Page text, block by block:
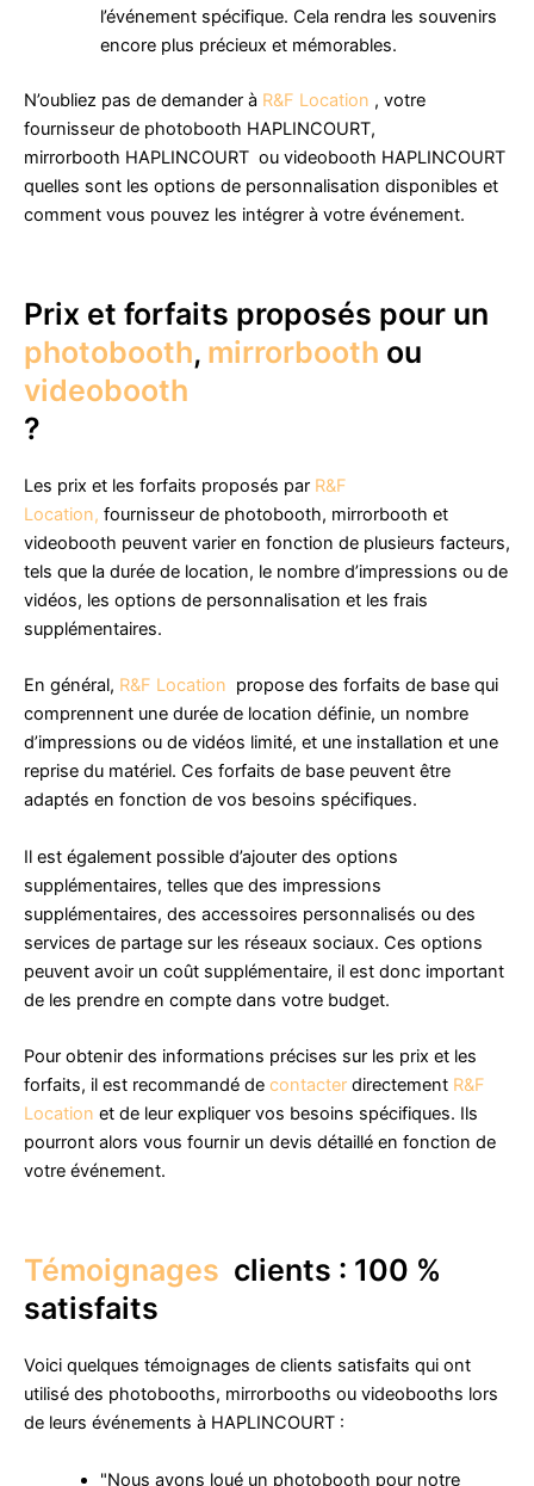
l’événement spécifique. Cela rendra les souvenirs
encore plus précieux et mémorables.
N’oubliez pas de demander à R&F Location , votre
fournisseur de photobooth HAPLINCOURT,
mirrorbooth HAPLINCOURT ou videobooth HAPLINCOURT
quelles sont les options de personnalisation disponibles et
comment vous pouvez les intégrer à votre événement.
Prix et forfaits proposés pour un
photobooth, mirrorbooth ou
videobooth
?
Les prix et les forfaits proposés par R&F
Location, fournisseur de photobooth, mirrorbooth et
videobooth peuvent varier en fonction de plusieurs facteurs,
tels que la durée de location, le nombre d’impressions ou de
vidéos, les options de personnalisation et les frais
supplémentaires.
En général, R&F Location propose des forfaits de base qui
comprennent une durée de location définie, un nombre
d’impressions ou de vidéos limité, et une installation et une
reprise du matériel. Ces forfaits de base peuvent être
adaptés en fonction de vos besoins spécifiques.
Il est également possible d’ajouter des options
supplémentaires, telles que des impressions
supplémentaires, des accessoires personnalisés ou des
services de partage sur les réseaux sociaux. Ces options
peuvent avoir un coût supplémentaire, il est donc important
de les prendre en compte dans votre budget.
Pour obtenir des informations précises sur les prix et les
forfaits, il est recommandé de contacter directement R&F
Location et de leur expliquer vos besoins spécifiques. Ils
pourront alors vous fournir un devis détaillé en fonction de
votre événement.
Témoignages clients : 100 %
satisfaits
Voici quelques témoignages de clients satisfaits qui ont
utilisé des photobooths, mirrorbooths ou videobooths lors
de leurs événements à HAPLINCOURT :
"Nous avons loué un photobooth pour notre